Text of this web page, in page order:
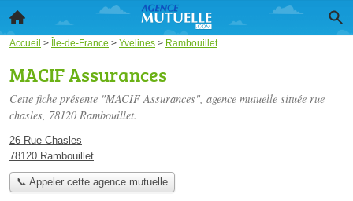
Accueil > Île-de-France > Yvelines > Rambouillet
MACIF Assurances
Cette fiche présente "MACIF Assurances", agence mutuelle située rue
chasles, 78120 Rambouillet.
26 Rue Chasles
78120 Rambouillet
📞 Appeler cette agence mutuelle